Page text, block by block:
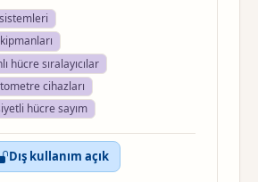
hücre sıralayıcılar
cihazları
hücre sayım
Dış kullanım açık